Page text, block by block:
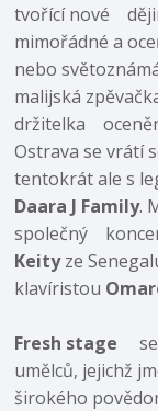
tvořící nové
mimořádné a
nebo
malijská
držitelka
Ostrava se vrátí
tentokrát ale s
Daara J Family.
společný
Keityze
klavíristou
Fresh stage
umělců, jejichž
širokého